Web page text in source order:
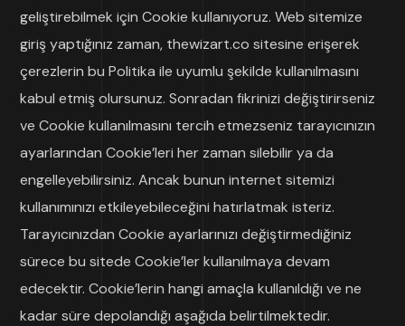
geliştirebilmek için Cookie kullanıyoruz. Web sitemize
giriş yaptığınız zaman, thewizart.co sitesine erişerek
çerezlerin bu Politika ile uyumlu şekilde kullanılmasını
kabul etmiş olursunuz. Sonradan fikrinizi değiştirirseniz
ve Cookie kullanılmasını tercih etmezseniz tarayıcınızın
ayarlarından Cookie’leri her zaman silebilir ya da
engelleyebilirsiniz. Ancak bunun internet sitemizi
kullanımınızı etkileyebileceğini hatırlatmak isteriz.
Tarayıcınızdan Cookie ayarlarınızı değiştirmediğiniz
sürece bu sitede Cookie’ler kullanılmaya devam
edecektir. Cookie’lerin hangi amaçla kullanıldığı ve ne
kadar süre depolandığı aşağıda belirtilmektedir.